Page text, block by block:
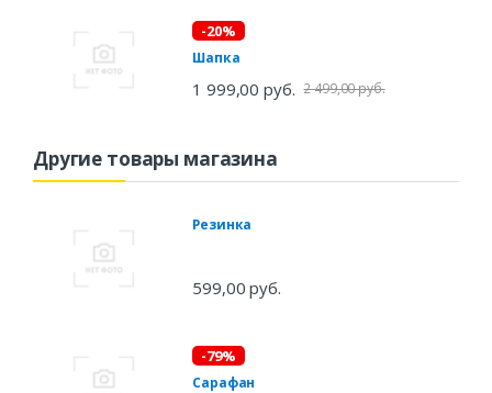
-20%
Шапка
1 999,00 руб. 2 499,00 руб.
Другие товары магазина
Резинка
599,00 руб.
-79%
Сарафан